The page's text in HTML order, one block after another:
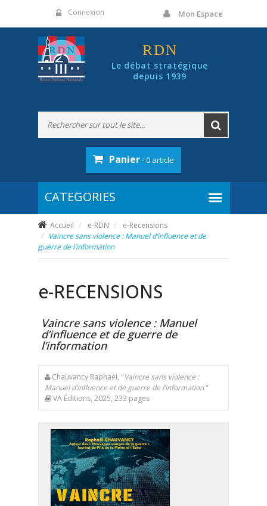
Connexion Mon Espace
RDN
Le débat stratégique
depuis 1939
Panier- 0 article
Accueil e-RDN
e-Recensions
Vaincre sans violence : Manuel d’influence et de
guerre de l’information
e-RECENSIONS
Vaincre sans violence : Manuel
d’influence et de guerre de
l’information
Chauvancy Raphaël, "Vaincre sans violence :
Manuel d’influence et de guerre de l’information"
VA Éditions, 2025, 233 pages